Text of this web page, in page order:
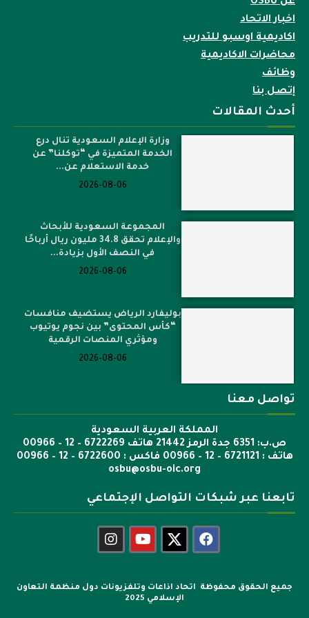
عن OSBU
اخبار الاتحاد
اكاديمية اوسبو للتدريب
محاضرات الاكاديمية
وظائف
إتصل بنا
أحدث المقالات
وزارة الإعلام السعودية تنال درع
الخدمة المتميزة في “توكلنا” عن
خدمة الاستعلام عن...
2026-08-06
المجموعة السعودية للأبحاث
والإعلام تحقق 34.8 مليون ريال أرباحًا
في النصف الأول بزيادة...
2026-08-06
بوليفارد الرياض يستضيف منافسات
“كأس المحتوى” بين نجوم يوتيوب
ومؤثري المنصات الرقمية
2026-08-06
تواصل معنا
المملكة العربية السعودية
ص.ب: 6351 جدة الرمز 21442 هاتف 6722269 – 12 – 00966
هاتف : 6721121 – 12 – 00966 فاكس : 6722600 – 12 – 00966
osbu@osbu-oic.org
تابعنا عبر شبكات التواصل الإجتماعي
جميع الحقوق محفوظة اتحاد اذاعات وتلفزيونات دول منظمة التعاون
الإسلامي 2025